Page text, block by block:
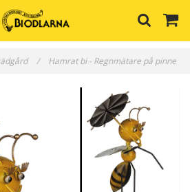
/ Hamrat bi - Regnmätare på pinne